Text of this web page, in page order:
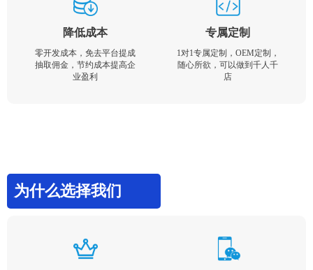
降低成本
零开发成本，免去平台提成
抽取佣金，节约成本提高企
业盈利
专属定制
1对1专属定制，OEM定制，
随心所欲，可以做到千人千
店
为什么选择我们